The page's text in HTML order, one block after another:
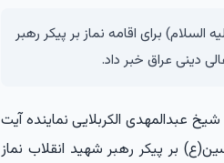
برای اقامه نماز بر پیکر رهبر
دینی عراق خبر داد.
عبدالمهدی الکربلایی نماینده آیت
بر پیکر رهبر شهید انقلاب نماز